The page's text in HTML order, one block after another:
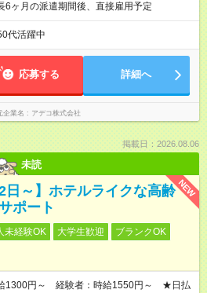
6ヶ月の派遣期間後、直接雇用予定
代活躍中
応募する 詳細へ
企業名 アデコ株式会社
掲載日：2026.08.06
未読
NEW
日～】ホテルライクな高齢
ポート
未経験OK 大学生歓迎
ブランクOK
1300円～ 経験者：時給1550円～ ★日払